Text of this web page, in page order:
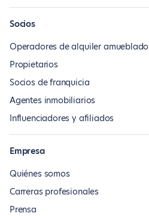
Socios
Operadores de alquiler amueblado
Propietarios
Socios de franquicia
Agentes inmobiliarios
Influenciadores y afiliados
Empresa
Quiénes somos
Carreras profesionales
Prensa